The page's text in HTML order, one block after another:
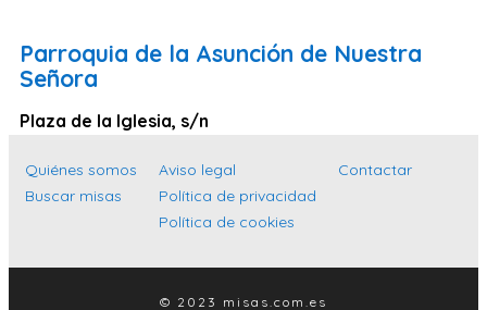
Santa Cruz de Tenerife
Islas Baleares
Las Palmas
Parroquia de la Asunción de Nuestra
Señora
Plaza de la Iglesia, s/n
Quiénes somos
Buscar misas
Aviso legal
Política de privacidad
Política de cookies
Contactar
© 2023 misas.com.es